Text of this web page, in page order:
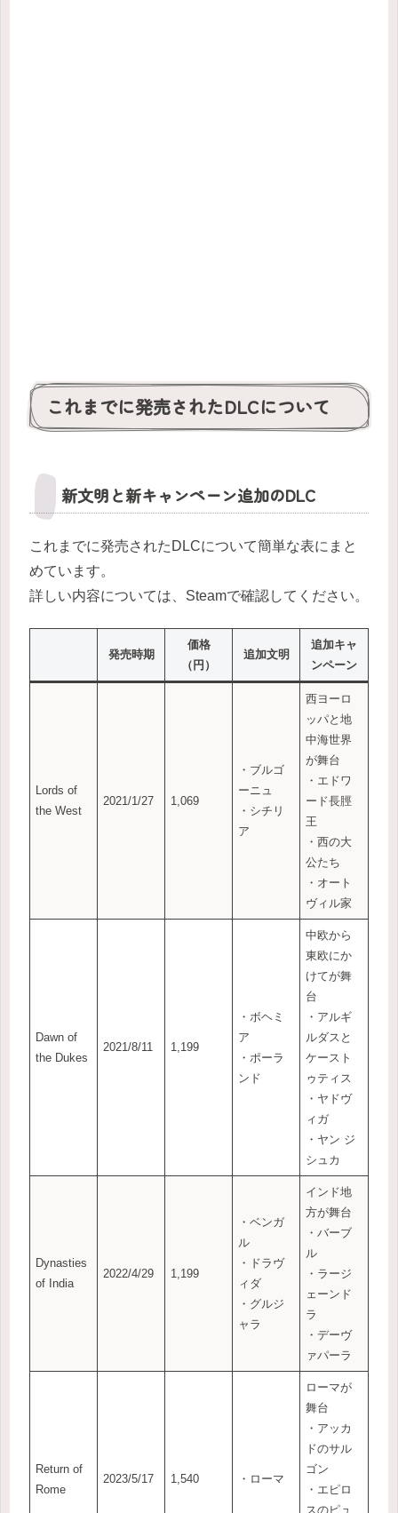
これまでに発売されたDLCについて
新文明と新キャンペーン追加のDLC
これまでに発売されたDLCについて簡単な表にまと
めています。
詳しい内容については、Steamで確認してください。
発売時期
価格
（円）
追加文明
追加キャ
ンペーン
Lords of
the West
2021/1/27 1,069
・ブルゴ
ーニュ
・シチリ
ア
西ヨーロ
ッパと地
中海世界
が舞台
・エドワ
ード長脛
王
・西の大
公たち
・オート
ヴィル家
Dawn of
the Dukes
2021/8/11 1,199
・ボヘミ
ア
・ポーラ
ンド
中欧から
東欧にか
けてが舞
台
・アルギ
ルダスと
ケースト
ゥティス
・ヤドヴ
ィガ
・ヤン ジ
シュカ
Dynasties
of India
2022/4/29 1,199
・ベンガ
ル
・ドラヴ
ィダ
・グルジ
ャラ
インド地
方が舞台
・バーブ
ル
・ラージ
ェーンド
ラ
・デーヴ
ァパーラ
Return of
Rome
2023/5/17 1,540 ・ローマ
ローマが
舞台
・アッカ
ドのサル
ゴン
・エピロ
スのピュ